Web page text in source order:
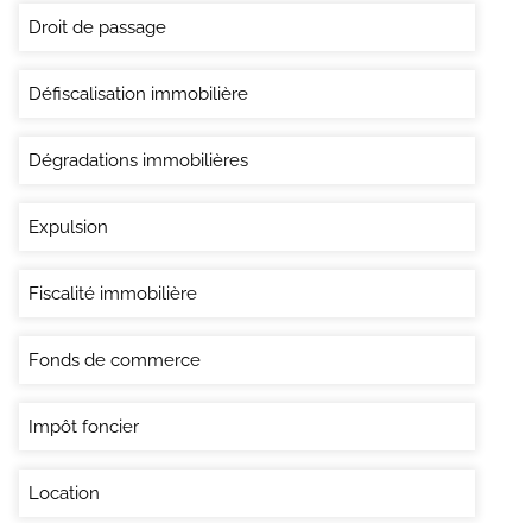
Droit de passage
Défiscalisation immobilière
Dégradations immobilières
Expulsion
Fiscalité immobilière
Fonds de commerce
Impôt foncier
Location